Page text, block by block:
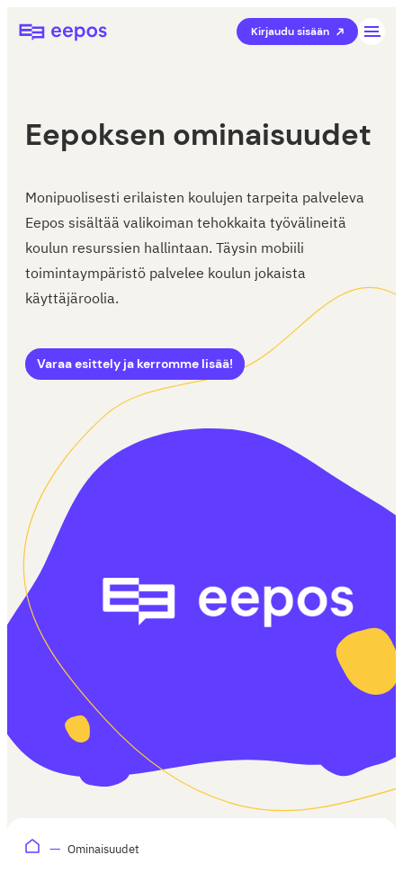
Siirry
suoraan
Eepos-oppilaitoshallinta Kirjaudu sisään
Eepoksen ominaisuudet
Monipuolisesti erilaisten koulujen tarpeita palveleva
Eepos sisältää valikoiman tehokkaita työvälineitä
koulun resurssien hallintaan. Täysin mobiili
toimintaympäristö palvelee koulun jokaista
käyttäjäroolia.
Varaa esittely ja kerromme lisää!
Ominaisuudet